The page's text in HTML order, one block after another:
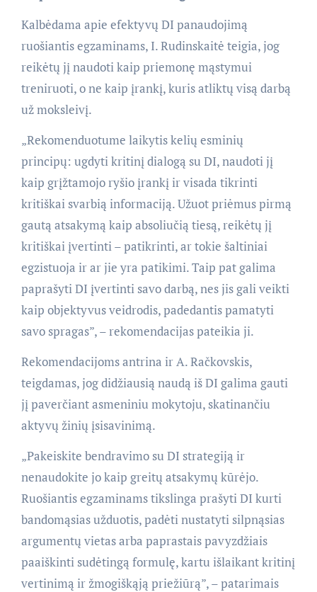
Kalbėdama apie efektyvų DI panaudojimą
ruošiantis egzaminams, I. Rudinskaitė teigia, jog
reikėtų jį naudoti kaip priemonę mąstymui
treniruoti, o ne kaip įrankį, kuris atliktų visą darbą
už moksleivį.
„Rekomenduotume laikytis kelių esminių
principų: ugdyti kritinį dialogą su DI, naudoti jį
kaip grįžtamojo ryšio įrankį ir visada tikrinti
kritiškai svarbią informaciją. Užuot priėmus pirmą
gautą atsakymą kaip absoliučią tiesą, reikėtų jį
kritiškai įvertinti – patikrinti, ar tokie šaltiniai
egzistuoja ir ar jie yra patikimi. Taip pat galima
paprašyti DI įvertinti savo darbą, nes jis gali veikti
kaip objektyvus veidrodis, padedantis pamatyti
savo spragas”, – rekomendacijas pateikia ji.
Rekomendacijoms antrina ir A. Račkovskis,
teigdamas, jog didžiausią naudą iš DI galima gauti
jį paverčiant asmeniniu mokytoju, skatinančiu
aktyvų žinių įsisavinimą.
„Pakeiskite bendravimo su DI strategiją ir
nenaudokite jo kaip greitų atsakymų kūrėjo.
Ruošiantis egzaminams tikslinga prašyti DI kurti
bandomąsias užduotis, padėti nustatyti silpnąsias
argumentų vietas arba paprastais pavyzdžiais
paaiškinti sudėtingą formulę, kartu išlaikant kritinį
vertinimą ir žmogiškąją priežiūrą”, – patarimais